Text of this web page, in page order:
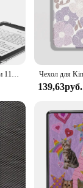
139,63руб.